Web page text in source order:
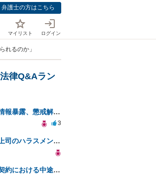
弁護士の方はこちら
マイリスト ログイン
れるのか」
律Q&Aラン
年上部下による給与情報暴露、懲戒解雇は可能ですか？
3
採用時の申告ミスと上司のハラスメント、事前対応は？
芸能事務所との専属契約における中途解約時の違約金について相談したいです